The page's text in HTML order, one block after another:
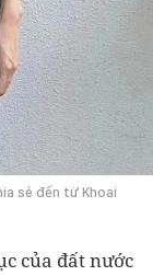
sẻ đến từ Khoai
của đất nước